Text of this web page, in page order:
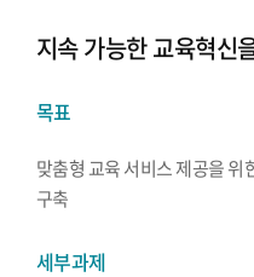
지속 가능한 교육혁신
목표
맞춤형 교육 서비스 제공을 위
구축
세부과제